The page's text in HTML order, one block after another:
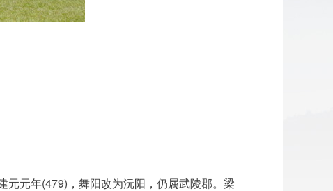
元年(479)，舞阳改为沅阳，仍属武陵郡。梁